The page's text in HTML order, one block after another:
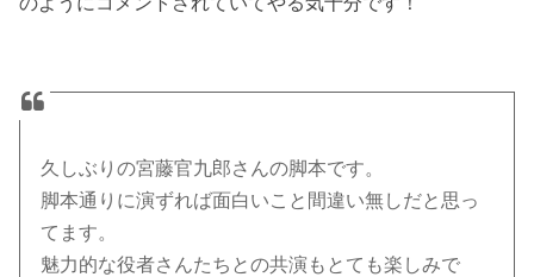
久しぶりの宮藤官九郎さんの脚本です。
脚本通りに演ずれば面白いこと間違い無しだと思っ
てます。
魅力的な役者さんたちとの共演もとても楽しみで